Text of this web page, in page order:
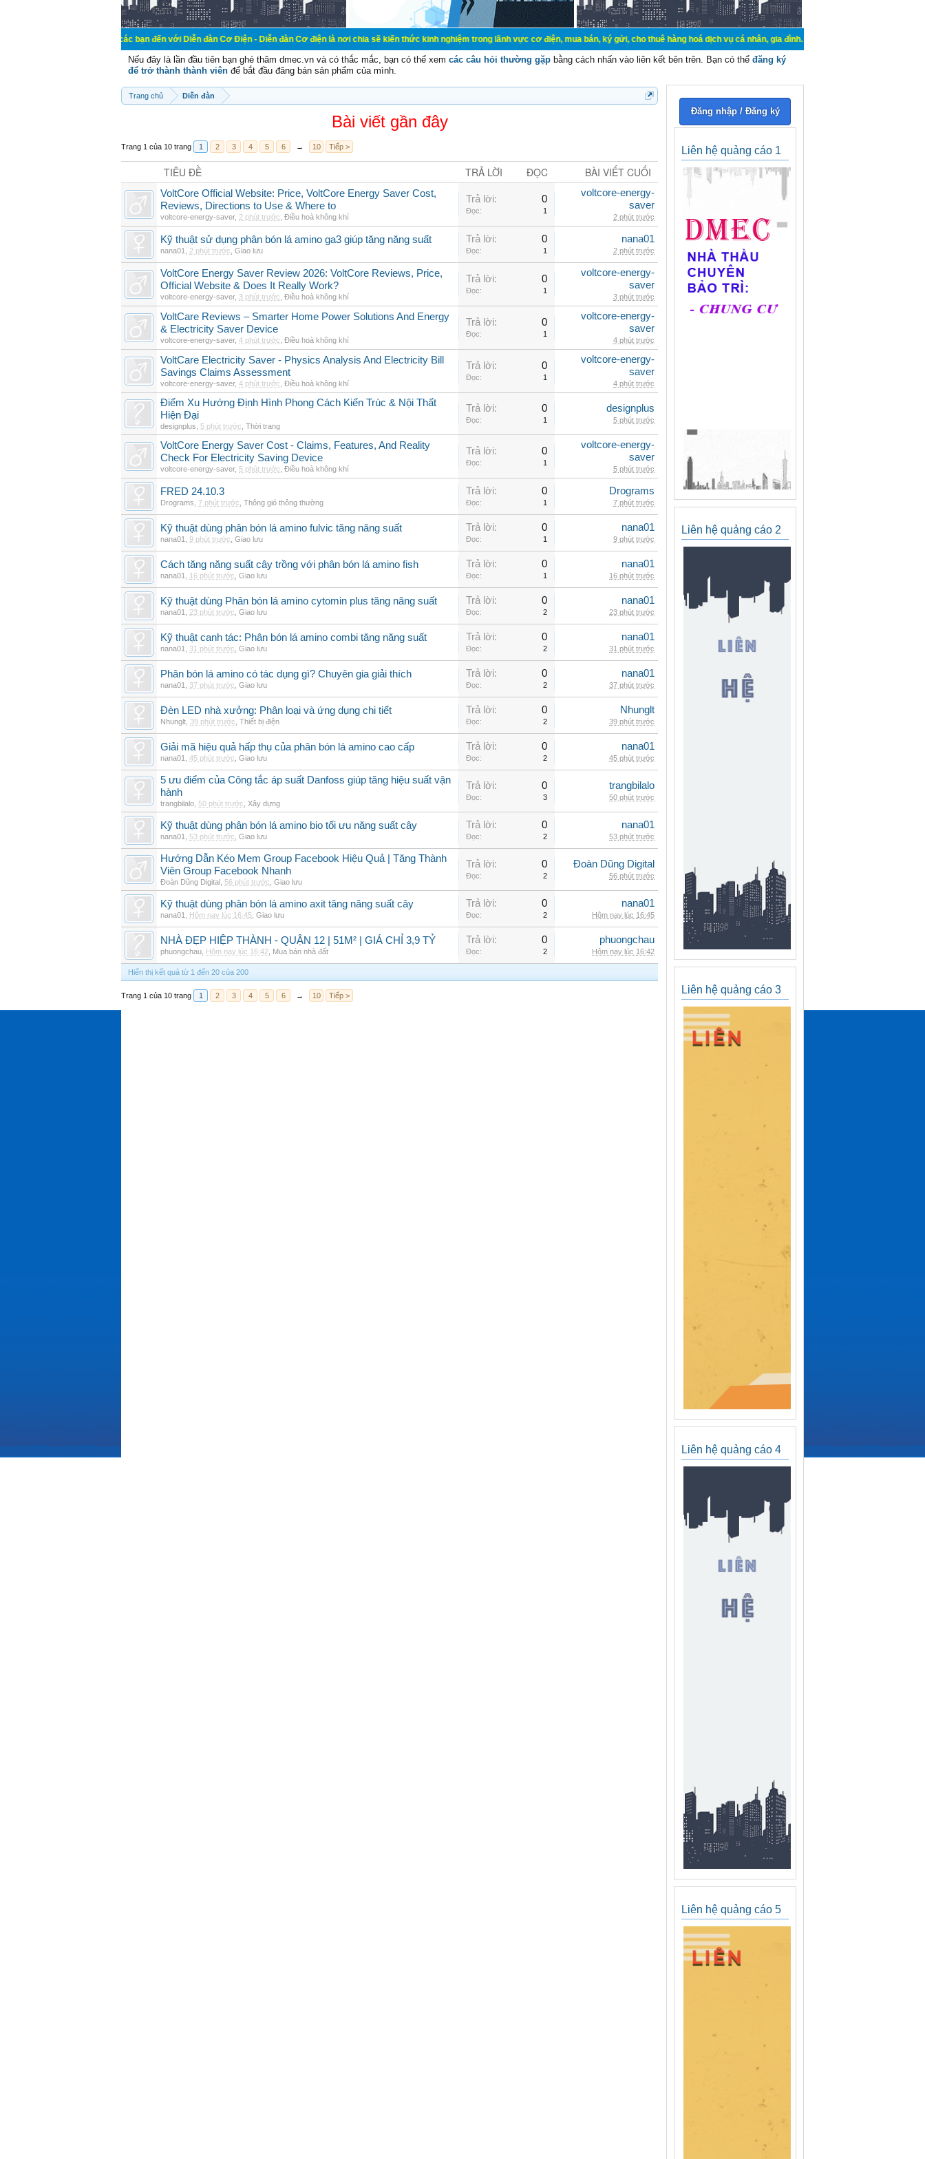
Chào mừng các bạn đến với Diễn đàn Cơ Điện - Diễn đàn Cơ điện là nơi chia sẽ kiến thức kinh nghiệm trong lãnh vực cơ điện, mua bán, ký gửi, cho thuê hàng hoá dịch vụ cá nhân, gia đình. Mua bán, ký gửi, cho thuê thiết bị hệ
Nếu đây là lần đầu tiên bạn ghé thăm dmec.vn và có thắc mắc, bạn có thể xem các câu hỏi thường gặp bằng cách nhấn vào liên kết bên trên. Bạn có thể đăng ký
để trở thành thành viên để bắt đầu đăng bán sản phẩm của mình.
Trang chủ Diễn đàn
Bài viết gần đây
Trang 1 của 10 trang 1 2 3 4 5 6 → 10 Tiếp >
TIÊU ĐỀ TRẢ LỜI ĐỌC BÀI VIẾT CUỐI
VoltCore Official Website: Price, VoltCore Energy Saver Cost,
Reviews, Directions to Use & Where to
voltcore-energy-saver, 2 phút trước Điều hoà không khí
Trả lời: 0
Đọc: 1
voltcore-energy-
saver
2 phút trước
Kỹ thuật sử dụng phân bón lá amino ga3 giúp tăng năng suất
nana01 2 phút trước Giao lưu
Trả lời: 0
Đọc: 1
nana01
2 phút trước
VoltCore Energy Saver Review 2026: VoltCore Reviews, Price,
Official Website & Does It Really Work?
voltcore-energy-saver, 3 phút trước Điều hoà không khí
Trả lời: 0
Đọc: 1
voltcore-energy-
saver
3 phút trước
VoltCare Reviews – Smarter Home Power Solutions And Energy
& Electricity Saver Device
voltcore-energy-saver, 4 phút trước Điều hoà không khí
Trả lời: 0
Đọc: 1
voltcore-energy-
saver
4 phút trước
VoltCare Electricity Saver - Physics Analysis And Electricity Bill
Savings Claims Assessment
voltcore-energy-saver, 4 phút trước Điều hoà không khí
Trả lời: 0
Đọc: 1
voltcore-energy-
saver
4 phút trước
Điểm Xu Hướng Định Hình Phong Cách Kiến Trúc & Nội Thất
Hiện Đại
designplus 5 phút trước Thời trang
Trả lời: 0
Đọc: 1
designplus
5 phút trước
VoltCore Energy Saver Cost - Claims, Features, And Reality
Check For Electricity Saving Device
voltcore-energy-saver, 5 phút trước Điều hoà không khí
Trả lời: 0
Đọc: 1
voltcore-energy-
saver
5 phút trước
FRED 24.10.3
Drograms 7 phút trước Thông gió thông thường
Trả lời: 0
Đọc: 1
Drograms
7 phút trước
Kỹ thuật dùng phân bón lá amino fulvic tăng năng suất
nana01 9 phút trước Giao lưu
Trả lời: 0
Đọc: 1
nana01
9 phút trước
Cách tăng năng suất cây trồng với phân bón lá amino fish
nana01 16 phút trước Giao lưu
Trả lời: 0
Đọc: 1
nana01
16 phút trước
Kỹ thuật dùng Phân bón lá amino cytomin plus tăng năng suất
nana01 23 phút trước Giao lưu
Trả lời: 0
Đọc: 2
nana01
23 phút trước
Kỹ thuật canh tác: Phân bón lá amino combi tăng năng suất
nana01 31 phút trước Giao lưu
Trả lời: 0
Đọc: 2
nana01
31 phút trước
Phân bón lá amino có tác dụng gì? Chuyên gia giải thích
nana01 37 phút trước Giao lưu
Trả lời: 0
Đọc: 2
nana01
37 phút trước
Đèn LED nhà xưởng: Phân loại và ứng dụng chi tiết
Nhunglt 39 phút trước Thiết bị điện
Trả lời: 0
Đọc: 2
Nhunglt
39 phút trước
Giải mã hiệu quả hấp thụ của phân bón lá amino cao cấp
nana01 45 phút trước Giao lưu
Trả lời: 0
Đọc: 2
nana01
45 phút trước
5 ưu điểm của Công tắc áp suất Danfoss giúp tăng hiệu suất vận
hành
trangbilalo 50 phút trước Xây dựng
Trả lời: 0
Đọc: 3
trangbilalo
50 phút trước
Kỹ thuật dùng phân bón lá amino bio tối ưu năng suất cây
nana01 53 phút trước Giao lưu
Trả lời: 0
Đọc: 2
nana01
53 phút trước
Hướng Dẫn Kéo Mem Group Facebook Hiệu Quả | Tăng Thành
Viên Group Facebook Nhanh
Đoàn Dũng Digital 56 phút trước Giao lưu
Trả lời: 0
Đọc: 2
Đoàn Dũng Digital
56 phút trước
Kỹ thuật dùng phân bón lá amino axit tăng năng suất cây
nana01 Hôm nay lúc 16:45 Giao lưu
Trả lời: 0
Đọc: 2
nana01
Hôm nay lúc 16:45
NHÀ ĐẸP HIỆP THÀNH - QUẬN 12 | 51M² | GIÁ CHỈ 3,9 TỶ
phuongchau Hôm nay lúc 16:42 Mua bán nhà đất
Trả lời: 0
Đọc: 2
phuongchau
Hôm nay lúc 16:42
Hiển thị kết quả từ 1 đến 20 của 200
Trang 1 của 10 trang 1 2 3 4 5 6 → 10 Tiếp >
Đăng nhập / Đăng ký
Liên hệ quảng cáo 1
Liên hệ quảng cáo 2
Liên hệ quảng cáo 3
Liên hệ quảng cáo 4
Liên hệ quảng cáo 5